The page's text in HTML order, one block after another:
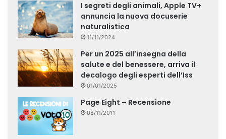
I segreti degli animali, Apple TV+
annuncia la nuova docuserie
naturalistica
11/11/2024
Per un 2025 all’insegna della
salute e del benessere, arriva il
decalogo degli esperti dell’Iss
01/01/2025
Page Eight – Recensione
08/11/2011